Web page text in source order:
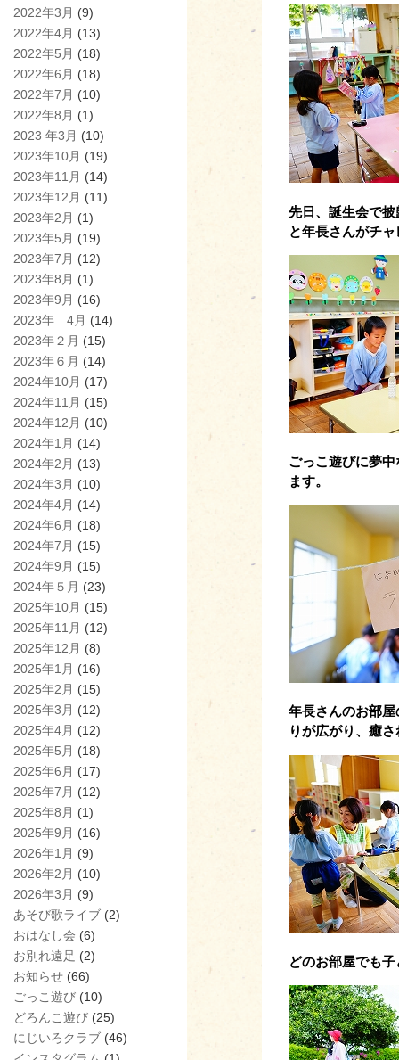
2022年3月 (9)
2022年4月 (13)
2022年5月 (18)
2022年6月 (18)
2022年7月 (10)
2022年8月 (1)
2023 年3月 (10)
2023年10月 (19)
2023年11月 (14)
2023年12月 (11)
2023年2月 (1)
2023年5月 (19)
2023年7月 (12)
2023年8月 (1)
2023年9月 (16)
2023年 4月 (14)
2023年２月 (15)
2023年６月 (14)
2024年10月 (17)
2024年11月 (15)
2024年12月 (10)
2024年1月 (14)
2024年2月 (13)
2024年3月 (10)
2024年4月 (14)
2024年6月 (18)
2024年7月 (15)
2024年9月 (15)
2024年５月 (23)
2025年10月 (15)
2025年11月 (12)
2025年12月 (8)
2025年1月 (16)
2025年2月 (15)
2025年3月 (12)
2025年4月 (12)
2025年5月 (18)
2025年6月 (17)
2025年7月 (12)
2025年8月 (1)
2025年9月 (16)
2026年1月 (9)
2026年2月 (10)
2026年3月 (9)
あそび歌ライブ (2)
おはなし会 (6)
お別れ遠足 (2)
お知らせ (66)
ごっこ遊び (10)
どろんこ遊び (25)
にじいろクラブ (46)
先日、誕生会で
と年長さんがチ
ごっこ遊びに夢
ます。
年長さんのお部
りが広がり、癒
どのお部屋でも